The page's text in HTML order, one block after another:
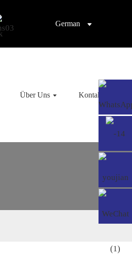
German
Über Uns Kontaktieren Sie